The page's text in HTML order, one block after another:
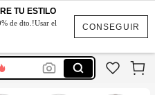
CONSEGUIR
TU ESTILO
de dto.!Usar el